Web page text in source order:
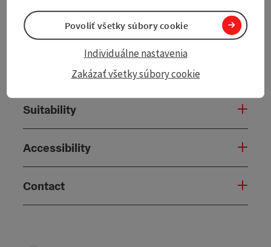
Tour and route information
Suitability
Accessibility
Contact
Zakázať všetky súbory cookie
Individuálne nastavenia
Povoliť všetky súbory cookie